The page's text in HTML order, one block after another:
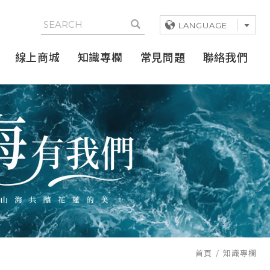
LANGUAGE
線上商城 知識專欄 常見問題 聯絡我們
首頁 知識專欄